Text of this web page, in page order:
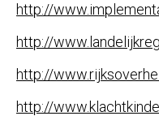
http://
http://
http://
http://